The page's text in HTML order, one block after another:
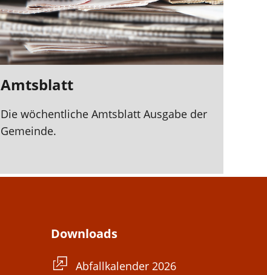
Amtsblatt
Die wöchentliche Amtsblatt Ausgabe der
Gemeinde.
Downloads
Abfallkalender 2026